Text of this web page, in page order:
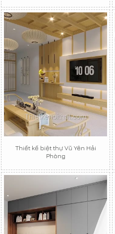
Thiết kế biệt thự Vũ Yên Hải
Phòng